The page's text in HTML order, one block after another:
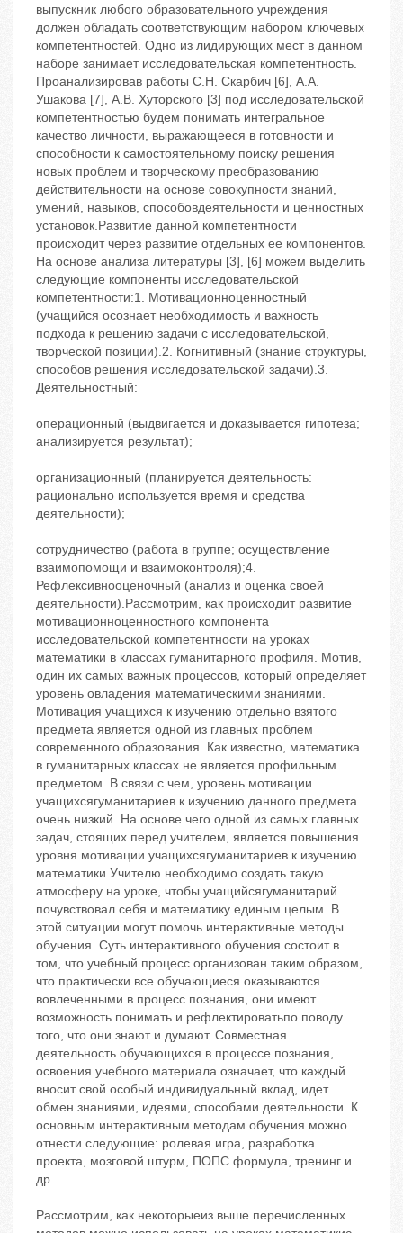
выпускник любого образовательного учреждения
должен обладать соответствующим набором ключевых
компетентностей. Одно из лидирующих мест в данном
наборе занимает исследовательская компетентность.
Проанализировав работы С.Н. Скарбич [6], А.А.
Ушакова [7], А.В. Хуторского [3] под исследовательской
компетентностью будем понимать интегральное
качество личности, выражающееся в готовности и
способности к самостоятельному поиску решения
новых проблем и творческому преобразованию
действительности на основе совокупности знаний,
умений, навыков, способовдеятельности и ценностных
установок.Развитие данной компетентности
происходит через развитие отдельных ее компонентов.
На основе анализа литературы [3], [6] можем выделить
следующие компоненты исследовательской
компетентности:1. Мотивационноценностный
(учащийся осознает необходимость и важность
подхода к решению задачи с исследовательской,
творческой позиции).2. Когнитивный (знание структуры,
способов решения исследовательской задачи).3.
Деятельностный:
операционный (выдвигается и доказывается гипотеза;
анализируется результат);
организационный (планируется деятельность:
рационально используется время и средства
деятельности);
сотрудничество (работа в группе; осуществление
взаимопомощи и взаимоконтроля);4.
Рефлексивнооценочный (анализ и оценка своей
деятельности).Рассмотрим, как происходит развитие
мотивационноценностного компонента
исследовательской компетентности на уроках
математики в классах гуманитарного профиля. Мотив,
один их самых важных процессов, который определяет
уровень овладения математическими знаниями.
Мотивация учащихся к изучению отдельно взятого
предмета является одной из главных проблем
современного образования. Как известно, математика
в гуманитарных классах не является профильным
предметом. В связи с чем, уровень мотивации
учащихсягуманитариев к изучению данного предмета
очень низкий. На основе чего одной из самых главных
задач, стоящих перед учителем, является повышения
уровня мотивации учащихсягуманитариев к изучению
математики.Учителю необходимо создать такую
атмосферу на уроке, чтобы учащийсягуманитарий
почувствовал себя и математику единым целым. В
этой ситуации могут помочь интерактивные методы
обучения. Суть интерактивного обучения состоит в
том, что учебный процесс организован таким образом,
что практически все обучающиеся оказываются
вовлеченными в процесс познания, они имеют
возможность понимать и рефлектироватьпо поводу
того, что они знают и думают. Совместная
деятельность обучающихся в процессе познания,
освоения учебного материала означает, что каждый
вносит свой особый индивидуальный вклад, идет
обмен знаниями, идеями, способами деятельности. К
основным интерактивным методам обучения можно
отнести следующие: ролевая игра, разработка
проекта, мозговой штурм, ПОПС ‬формула, тренинг и
др.
Рассмотрим, как некоторыеиз выше перечисленных